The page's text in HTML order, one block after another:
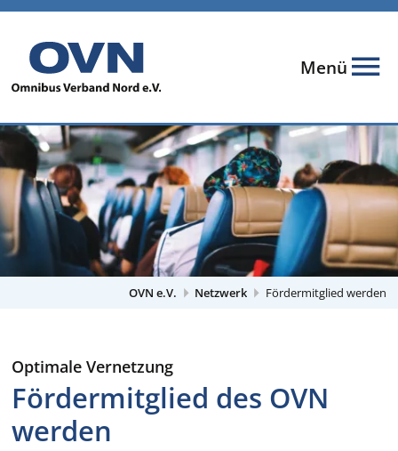
Menü
OVN e.V. Netzwerk Fördermitglied werden
Optimale Vernetzung
Fördermitglied des OVN
werden